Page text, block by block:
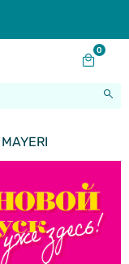
0
MAYERI